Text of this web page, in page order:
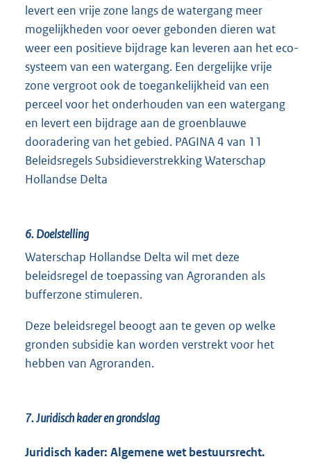
levert een vrije zone langs de watergang meer
mogelijkheden voor oever gebonden dieren wat
weer een positieve bijdrage kan leveren aan het eco-
systeem van een watergang. Een dergelijke vrije
zone vergroot ook de toegankelijkheid van een
perceel voor het onderhouden van een watergang
en levert een bijdrage aan de groenblauwe
dooradering van het gebied. PAGINA 4 van 11
Beleidsregels Subsidieverstrekking Waterschap
Hollandse Delta
6. Doelstelling
Waterschap Hollandse Delta wil met deze
beleidsregel de toepassing van Agroranden als
bufferzone stimuleren.
Deze beleidsregel beoogt aan te geven op welke
gronden subsidie kan worden verstrekt voor het
hebben van Agroranden.
7. Juridisch kader en grondslag
Juridisch kader: Algemene wet bestuursrecht.